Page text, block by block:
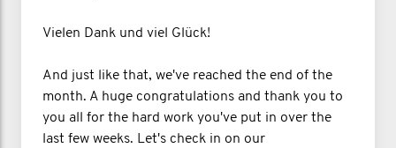
Vielen Dank und viel Glück!
And just like that, we've reached the end of the
month. A huge congratulations and thank you to
you all for the hard work you've put in over the
last few weeks. Let's check in on our